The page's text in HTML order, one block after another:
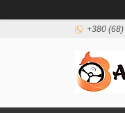
+380